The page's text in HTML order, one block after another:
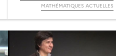
MATHÉMATIQUES ACTUELLES